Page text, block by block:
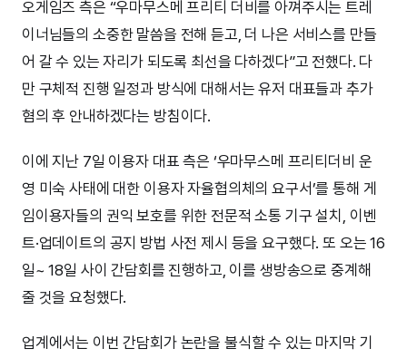
오게임즈 측은 “우마무스메 프리티 더비를 아껴주시는 트레
이너님들의 소중한 말씀을 전해 듣고, 더 나은 서비스를 만들
어 갈 수 있는 자리가 되도록 최선을 다하겠다”고 전했다. 다
만 구체적 진행 일정과 방식에 대해서는 유저 대표들과 추가
혐의 후 안내하겠다는 방침이다.
이에 지난 7일 이용자 대표 측은 ‘우마무스메 프리티더비 운
영 미숙 사태에 대한 이용자 자율협의체의 요구서’를 통해 게
임이용자들의 권익 보호를 위한 전문적 소통 기구 설치, 이벤
트·업데이트의 공지 방법 사전 제시 등을 요구했다. 또 오는 16
일~ 18일 사이 간담회를 진행하고, 이를 생방송으로 중계해
줄 것을 요청했다.
업계에서는 이번 간담회가 논란을 불식할 수 있는 마지막 기